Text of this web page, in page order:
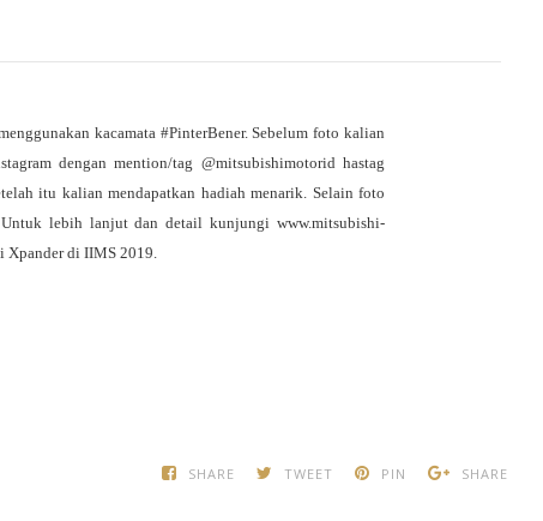
kacamata #PinterBener. Sebelum foto kalian
dengan mention/tag @mitsubishimotorid hastag
itu kalian mendapatkan hadiah menarik. Selain foto
lebih lanjut dan detail kunjungi www.mitsubishi-
Xpander di IIMS 2019.
SHARE TWEET PIN SHARE